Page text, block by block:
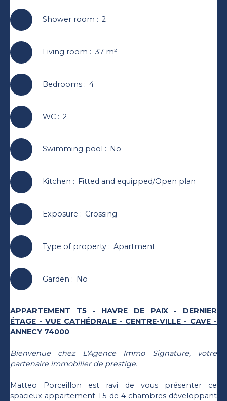
Shower room : 2
Living room : 37 m²
Bedrooms: 4
WC: 2
Swimming pool : No
Kitchen : Fitted and equipped/Open plan
Exposure : Crossing
Type of property: Apartment
Garden : No
APPARTEMENT T5 - HAVRE DE PAIX - DERNIER
ÉTAGE - VUE CATHÉDRALE - CENTRE-VILLE - CAVE -
ANNECY 74000
Bienvenue chez L'Agence Immo Signature, votre
partenaire immobilier de prestige.
Matteo Porceillon est ravi de vous présenter ce
spacieux appartement T5 de 4 chambres développant